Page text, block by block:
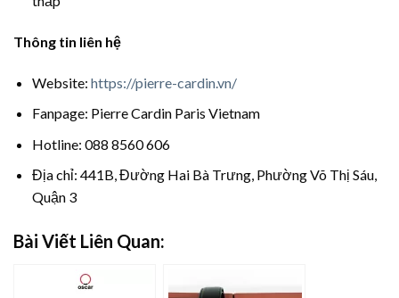
Thông tin liên hệ
Website: https://pierre-cardin.vn/
Fanpage: Pierre Cardin Paris Vietnam
Hotline: 088 8560 606
Địa chỉ: 441B, Đường Hai Bà Trưng, Phường Võ Thị Sáu,
Quận 3
Bài Viết Liên Quan: